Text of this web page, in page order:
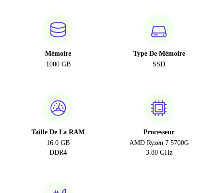
Mémoire
1000 GB
Type De Mémoire
SSD
Taille De La RAM
16.0 GB
DDR4
Processeur
AMD Ryzen 7 5700G
3.80 GHz